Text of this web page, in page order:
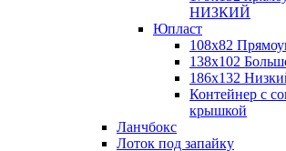
НИЗКИЙ
Юпласт
108х82
138х102
186х132
Контейнер с
крышкой
Ланчбокс
Лоток под запайку